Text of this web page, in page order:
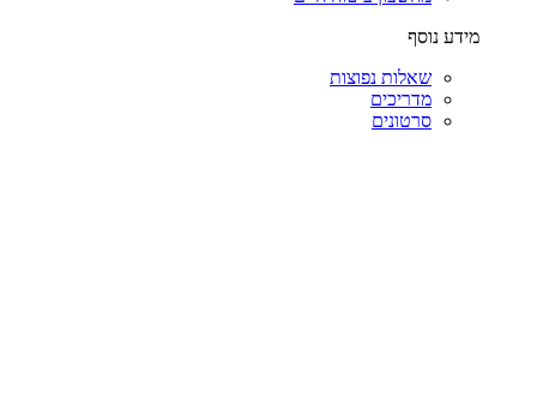
מידע נוסף
שאלות נפוצות
מדריכים
סרטונים